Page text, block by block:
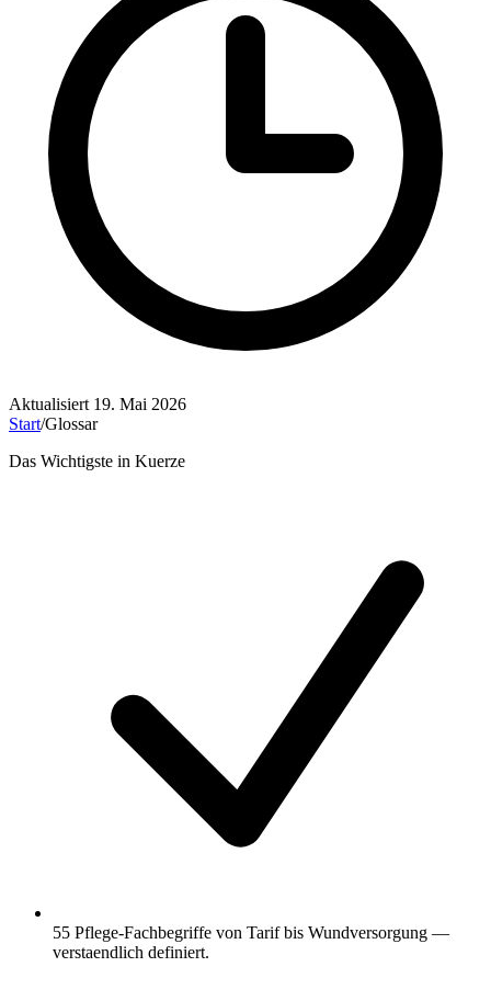
Aktualisiert 19. Mai 2026
Start/Glossar
Das Wichtigste in Kuerze
55 Pflege-Fachbegriffe von Tarif bis Wundversorgung —
verstaendlich definiert.